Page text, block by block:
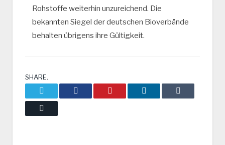
Rohstoffe weiterhin unzureichend. Die
bekannten Siegel der deutschen Bioverbände
behalten übrigens ihre Gültigkeit.
SHARE.
Facebook